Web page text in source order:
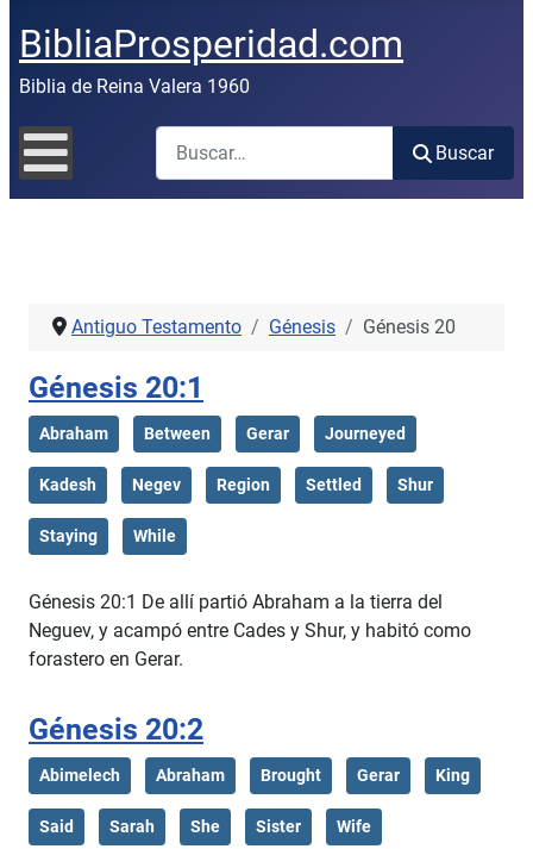
BibliaProsperidad.com
Biblia de Reina Valera 1960
Buscar
Buscar
Antiguo Testamento Génesis Génesis 20
Génesis 20:1
Abraham Between Gerar Journeyed
Kadesh Negev Region Settled Shur
Staying While
Génesis 20:1 De allí partió Abraham a la tierra del
Neguev, y acampó entre Cades y Shur, y habitó como
forastero en Gerar.
Génesis 20:2
Abimelech Abraham Brought Gerar King
Said Sarah She Sister Wife